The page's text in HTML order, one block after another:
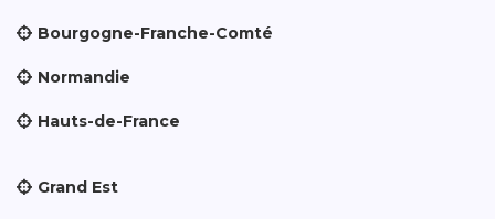
Bourgogne-Franche-Comté
Normandie
Hauts-de-France
Grand Est